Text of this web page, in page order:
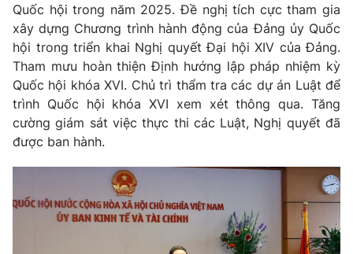
thông tin từ website này.
Quốc hội trong năm 2025. Đề nghị tích cực tham gia
xây dựng Chương trình hành động của Đảng ủy Quốc
hội trong triển khai Nghị quyết Đại hội XIV của Đảng.
Tham mưu hoàn thiện Định hướng lập pháp nhiệm kỳ
Quốc hội khóa XVI. Chủ trì thẩm tra các dự án Luật để
trình Quốc hội khóa XVI xem xét thông qua. Tăng
cường giám sát việc thực thi các Luật, Nghị quyết đã
được ban hành.